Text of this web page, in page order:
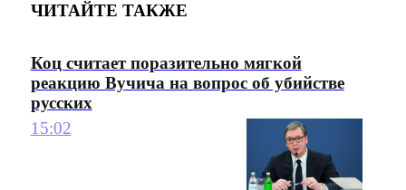
ЧИТАЙТЕ ТАКЖЕ
Коц считает поразительно мягкой
реакцию Вучича на вопрос об убийстве
русских
15:02